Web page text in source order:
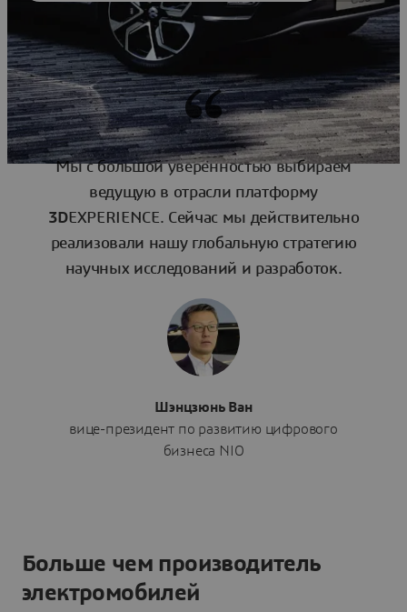
Мы с большой уверенностью выбираем
ведущую в отрасли платформу
3DEXPERIENCE. Сейчас мы действительно
реализовали нашу глобальную стратегию
научных исследований и разработок.
Шэнцзюнь Ван
вице-президент по развитию цифрового
бизнеса NIO
Больше чем производитель
электромобилей